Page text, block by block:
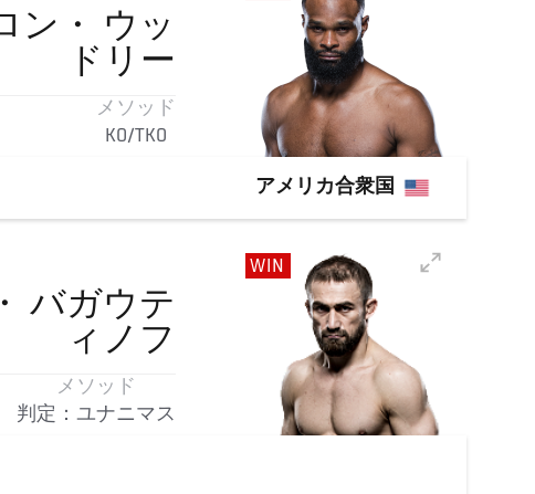
ン・
ウッ
ドリー
メソッド
KO/TKO
アメリカ合衆国
バガウテ
ィノフ
メソッド
判定：ユナニマス
WIN